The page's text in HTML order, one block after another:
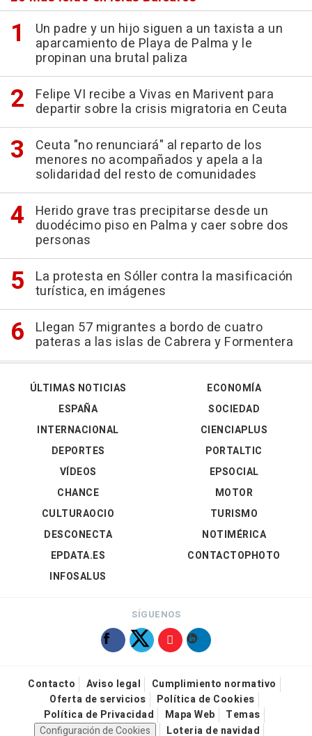
Un padre y un hijo siguen a un taxista a un
aparcamiento de Playa de Palma y le
propinan una brutal paliza
Felipe VI recibe a Vivas en Marivent para
departir sobre la crisis migratoria en Ceuta
Ceuta "no renunciará" al reparto de los
menores no acompañados y apela a la
solidaridad del resto de comunidades
Herido grave tras precipitarse desde un
duodécimo piso en Palma y caer sobre dos
personas
La protesta en Sóller contra la masificación
turística, en imágenes
Llegan 57 migrantes a bordo de cuatro
pateras a las islas de Cabrera y Formentera
ÚLTIMAS NOTICIAS
ESPAÑA
INTERNACIONAL
DEPORTES
VÍDEOS
ECONOMÍA
SOCIEDAD
CIENCIAPLUS
PORTALTIC
EPSOCIAL
CHANCE
CULTURAOCIO
DESCONECTA
EPDATA.ES
INFOSALUS
MOTOR
TURISMO
NOTIMÉRICA
CONTACTOPHOTO
SÍGUENOS
Contacto Aviso legal
Cumplimiento normativo
Oferta de servicios
Política de Cookies
Política de Privacidad
Mapa Web
Temas
Configuración de Cookies
Loteria de navidad